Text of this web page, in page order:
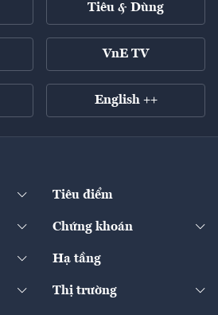
Tiêu & Dùng
VnE TV
English ++
Tiêu điểm
Chứng khoán
Doanh nghiệp niêm yết
Hạ tầng
Thị trường